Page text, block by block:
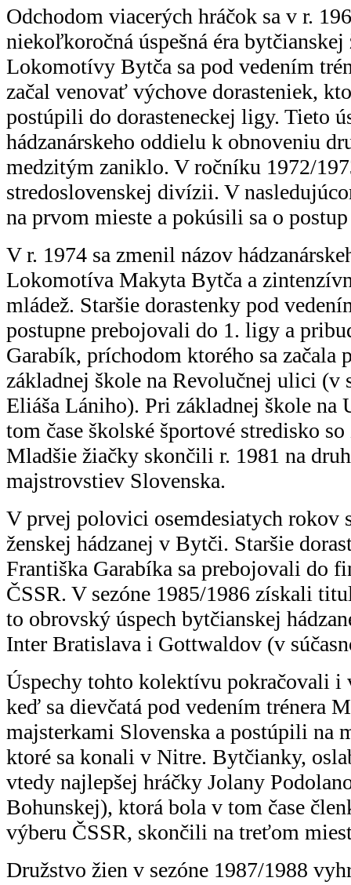
Odchodom viacerých hráčok sa v r.
niekoľkoročná úspešná éra
Lokomotívy Bytča sa pod vedením
začal venovať výchove dorasteniek,
postúpili do dorasteneckej ligy. Tieto
hádzanárskeho oddielu k obnoveniu
medzitým zaniklo. V ročníku 1972/
stredoslovenskej divízii. V
na prvom mieste a pokúsili sa o
V r. 1974 sa zmenil názov
Lokomotíva Makyta Bytča a
mládež. Staršie dorastenky pod
postupne prebojovali do 1. ligy a
Garabík, príchodom ktorého sa začala
základnej škole na Revolučnej ulici (v
Eliáša Lániho). Pri základnej škole
tom čase školské športové stredisko
Mladšie žiačky skončili r. 1981 na
majstrovstiev Slovenska.
V prvej polovici osemdesiatych rokov
ženskej hádzanej v Bytči. Staršie
Františka Garabíka sa prebojovali do
ČSSR. V sezóne 1985/1986 získali
to obrovský úspech bytčianskej
Inter Bratislava i Gottwaldov (v
Úspechy tohto kolektívu pokračovali i
keď sa dievčatá pod vedením trénera
majsterkami Slovenska a postúpili na
ktoré sa konali v Nitre. Bytčianky,
vtedy najlepšej hráčky Jolany
Bohunskej), ktorá bola v tom čase
výberu ČSSR, skončili na treťom
Družstvo žien v sezóne 1987/1988